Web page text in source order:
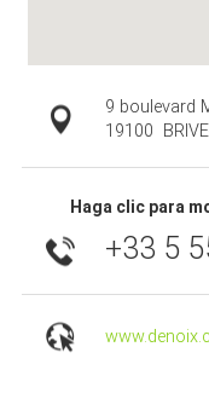
9 boulevard
19100
Haga clic para
+33 5